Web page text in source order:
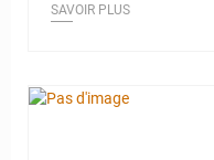
SAVOIR PLUS